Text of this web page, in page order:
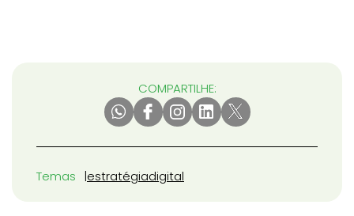
COMPARTILHE:
Temas estratégiadigital